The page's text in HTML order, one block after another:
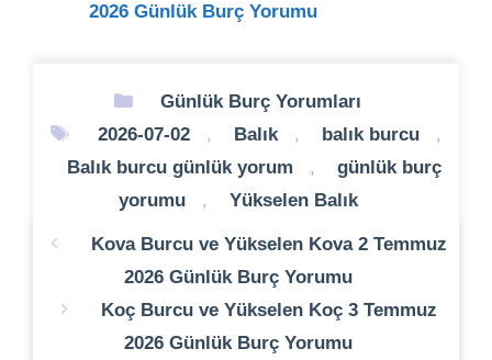
2026 Günlük Burç Yorumu
Kategoriler
Günlük Burç Yorumları
Etiketler
2026-07-02 , Balık , balık burcu
,
Balık burcu günlük yorum
,
günlük burç
yorumu
, Yükselen Balık
Kova Burcu ve Yükselen Kova 2 Temmuz
2026 Günlük Burç Yorumu
Koç Burcu ve Yükselen Koç 3 Temmuz
2026 Günlük Burç Yorumu